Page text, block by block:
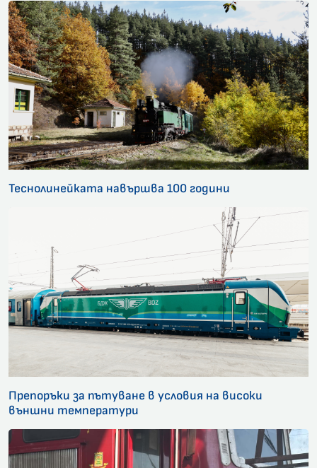
Теснолинейката навършва 100 години
Препоръки за пътуване в условия на високи
външни температури